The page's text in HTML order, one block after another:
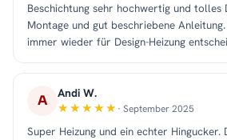
Beschichtung sehr hochwertig und tolles
Montage und gut beschriebene
immer wieder für Design-Heizung
A Andi W.
· September 2025
Super Heizung und ein echter Hingucker.